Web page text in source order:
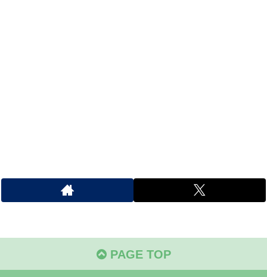
PAGE TOP